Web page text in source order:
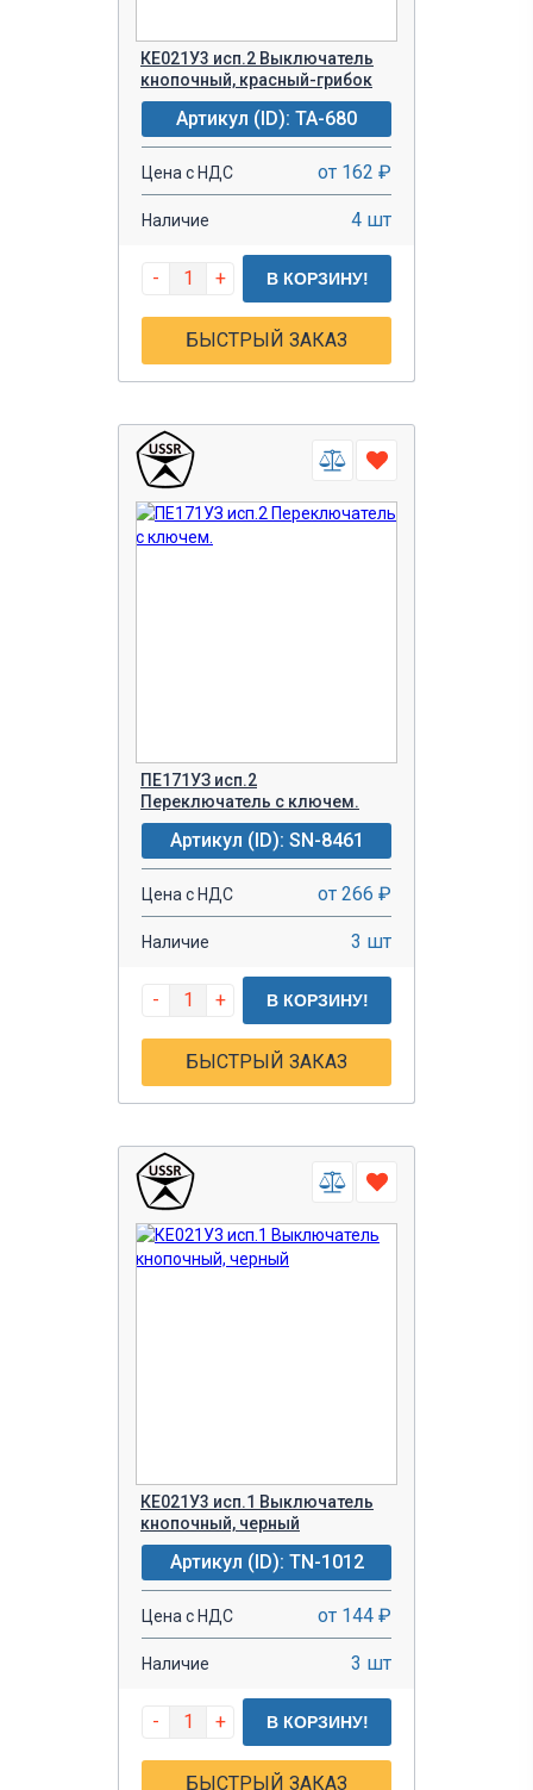
КЕ021У3 исп.2 Выключатель
кнопочный, красный-грибок
Артикул (ID): TA-680
Цена с НДС от 162 ₽
Наличие 4 шт
- + В КОРЗИНУ!
БЫСТРЫЙ ЗАКАЗ
ПЕ171УЗ исп.2
Переключатель с ключем.
Артикул (ID): SN-8461
Цена с НДС от 266 ₽
Наличие 3 шт
- + В КОРЗИНУ!
БЫСТРЫЙ ЗАКАЗ
КЕ021У3 исп.1 Выключатель
кнопочный, черный
Артикул (ID): TN-1012
Цена с НДС от 144 ₽
Наличие 3 шт
- + В КОРЗИНУ!
БЫСТРЫЙ ЗАКАЗ